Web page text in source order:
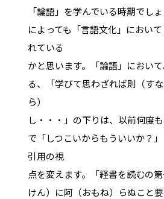
「論語」を学んでいる時期でし
によっても「言語文化」におい
れている
かと思います。「論語」におい
る、「学びて思わざれば則（す
ら）
し・・・」の下りは、以前何度
で「しつこいからもういいか？」
引用の視
点を変えます。「経書を読むの
けん）に阿（おもね）らぬこと要